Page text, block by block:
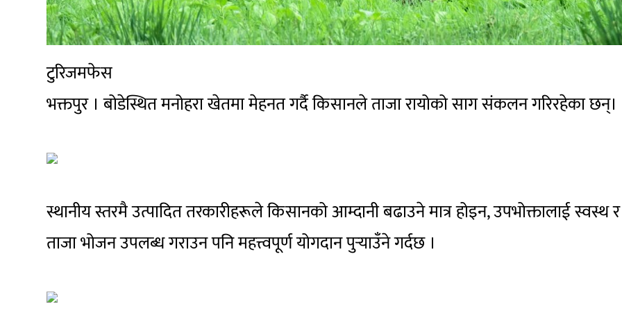
टुरिजमफेस
भक्तपुर । बोडेस्थित मनोहरा खेतमा मेहनत गर्दै किसानले ताजा रायोको साग संकलन गरिरहेका छन्।
स्थानीय स्तरमै उत्पादित तरकारीहरूले किसानको आम्दानी बढाउने मात्र होइन, उपभोक्तालाई स्वस्थ र
ताजा भोजन उपलब्ध गराउन पनि महत्त्वपूर्ण योगदान पुर्‍याउँने गर्दछ ।